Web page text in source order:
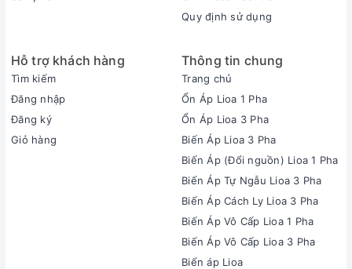
Quy định sử dụng
Hỗ trợ khách hàng
Tìm kiếm
Đăng nhập
Đăng ký
Giỏ hàng
Thông tin chung
Trang chủ
Ổn Áp Lioa 1 Pha
Ổn Áp Lioa 3 Pha
Biến Áp Lioa 3 Pha
Biến Áp (Đổi nguồn) Lioa 1 Pha
Biến Áp Tự Ngẫu Lioa 3 Pha
Biến Áp Cách Ly Lioa 3 Pha
Biến Áp Vô Cấp Lioa 1 Pha
Biến Áp Vô Cấp Lioa 3 Pha
Biến áp Lioa